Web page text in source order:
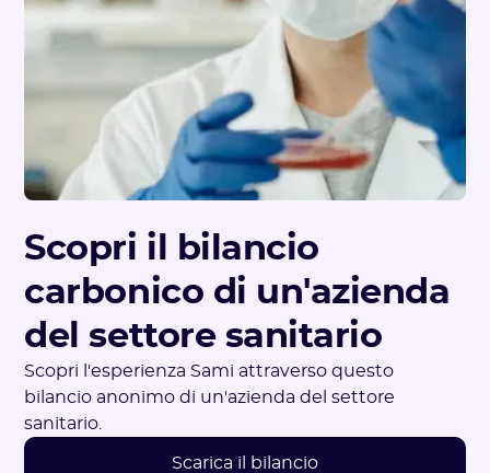
Scopri il bilancio
carbonico di un'azienda
del settore sanitario
Scopri l'esperienza Sami attraverso questo
bilancio anonimo di un'azienda del settore
sanitario.
Scarica il bilancio